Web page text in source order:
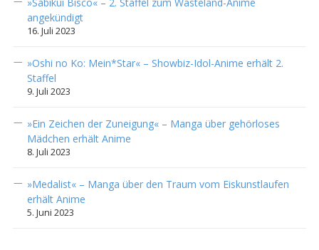
angekündigt
16. Juli 2023
»Oshi no Ko: Mein*Star« – Showbiz-Idol-Anime erhält 2.
Staffel
9. Juli 2023
»Ein Zeichen der Zuneigung« – Manga über gehörloses
Mädchen erhält Anime
8. Juli 2023
»Medalist« – Manga über den Traum vom Eiskunstlaufen
erhält Anime
5. Juni 2023